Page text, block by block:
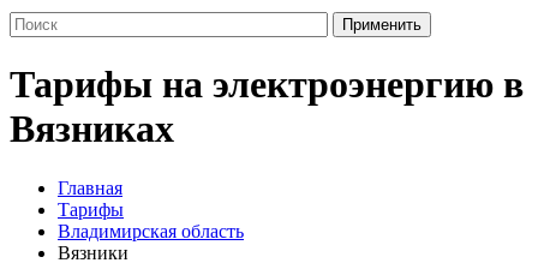
Тарифы на электроэнергию в
Вязниках
Главная
Тарифы
Владимирская область
Вязники